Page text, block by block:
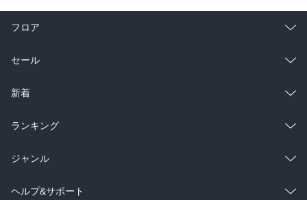
フロア
総合
ラノベ
雑誌・グラビア
BL・TL
セール
総合
ラノベ
雑誌・グラビア
BL・TL
新着
総合
ラノベ
雑誌・グラビア
ランキング
総合
ラノベ
ジャンル
コミック
ヘルプ&サポート